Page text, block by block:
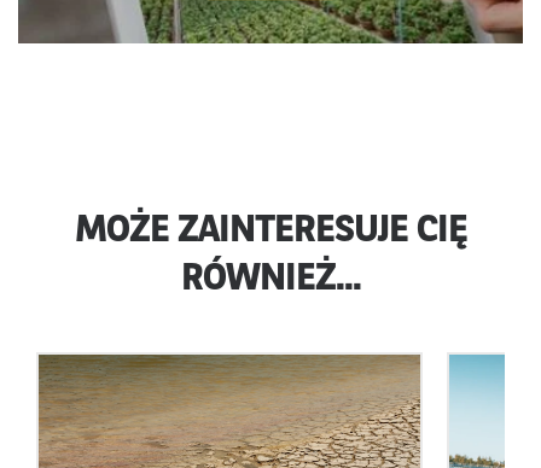
MOŻE ZAINTERESUJE CIĘ
RÓWNIEŻ...